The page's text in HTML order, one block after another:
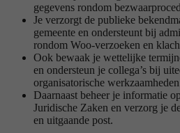
gegevens rondom
Je verzorgt de publieke
gemeente en ondersteunt bij
rondom Woo-verzoeken en
Ook bewaak je wettelijke
en ondersteun je collega’s bij
organisatorische
Daarnaast beheer je informatie
Juridische Zaken en verzorg je
en uitgaande post.